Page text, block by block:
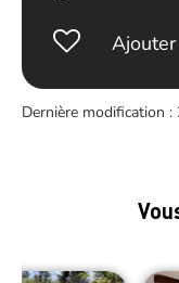
Dernière modification